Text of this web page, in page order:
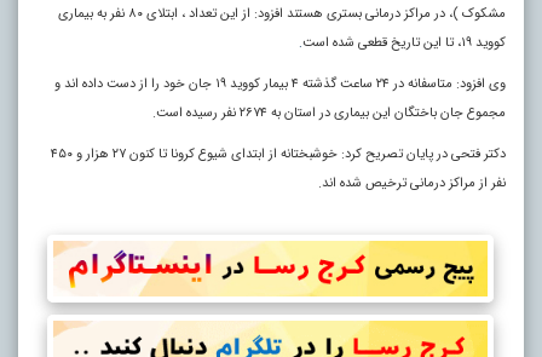
مشکوک )، در مراکز درمانی بستری هستند افزود: از این تعداد ، ابتلای ۸۰ نفر به بیماری
کووید ۱۹، تا این تاریخ قطعی شده است
.
وی افزود: متاسفانه در ۲۴ ساعت گذشته ۴ بیمار کووید ۱۹ جان خود را از دست داده اند و
مجموع جان باختگان این بیماری در استان به ۲۶۷۴ نفر رسیده است.
دکتر فتحی در پایان تصریح کرد: خوشبختانه از ابتدای شیوع کرونا تا کنون ۲۷ هزار و ‌۴۵۰
نفر از مراکز درمانی ترخیص شده اند.